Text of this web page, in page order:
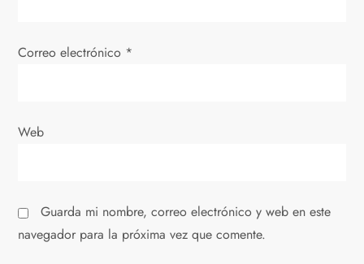
t
a
a
s
Correo electrónico *
Web
Guarda mi nombre, correo electrónico y web en este
navegador para la próxima vez que comente.